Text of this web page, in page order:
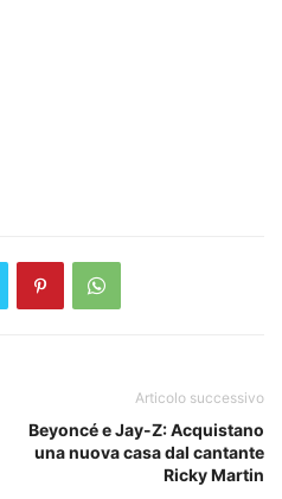
Articolo successivo
Beyoncé e Jay-Z: Acquistano
una nuova casa dal cantante
Ricky Martin